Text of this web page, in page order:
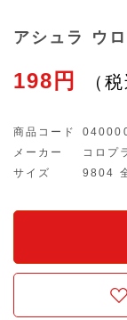
アシュラ ウ
198円
商品コード
メーカー
コロプ
サイズ
9804